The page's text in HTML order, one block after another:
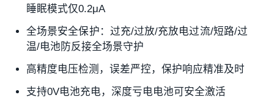
睡眠模式仅0.2μA
全场景安全保护：过充/过放/充放电过流/短路/过
温/电池防反接全场景守护
高精度电压检测，误差严控，保护响应精准及时
支持0V电池充电，深度亏电电池可安全激活